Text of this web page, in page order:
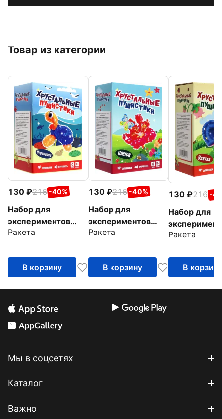
Товар из категории
130 216 -40%
Набор для
экспериментов
Черепашка
Ракета
В корзину
130 216 -40%
Набор для
экспериментов
Цветок
Ракета
В корзину
130 216 -
Набор для
Улитка
Ракета
В корзину
Мы в соцсетях
Каталог
Важно